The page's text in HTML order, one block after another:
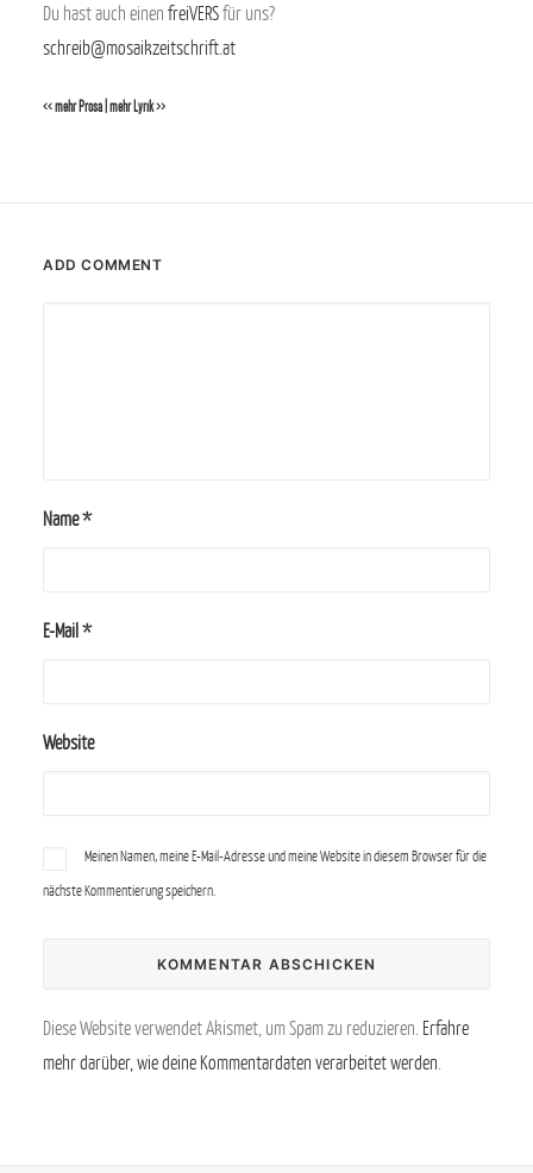
Du hast auch einen freiVERSfür uns?
schreib@mosaikzeitschrift.at
<< mehr Prosa| mehr Lyrik >>
ADD COMMENT
Name*
E-Mail *
Website
Meinen Namen, meine E-Mail-Adresse und meine Website in diesem Browser für die
nächste Kommentierung speichern.
Diese Website verwendet Akismet, um Spam zu reduzieren. Erfahre
mehr darüber, wie deine Kommentardaten verarbeitet werden.